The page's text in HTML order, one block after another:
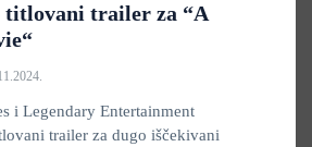
titlovani trailer za “A
i Legendary Entertainment
trailer za dugo iščekivani